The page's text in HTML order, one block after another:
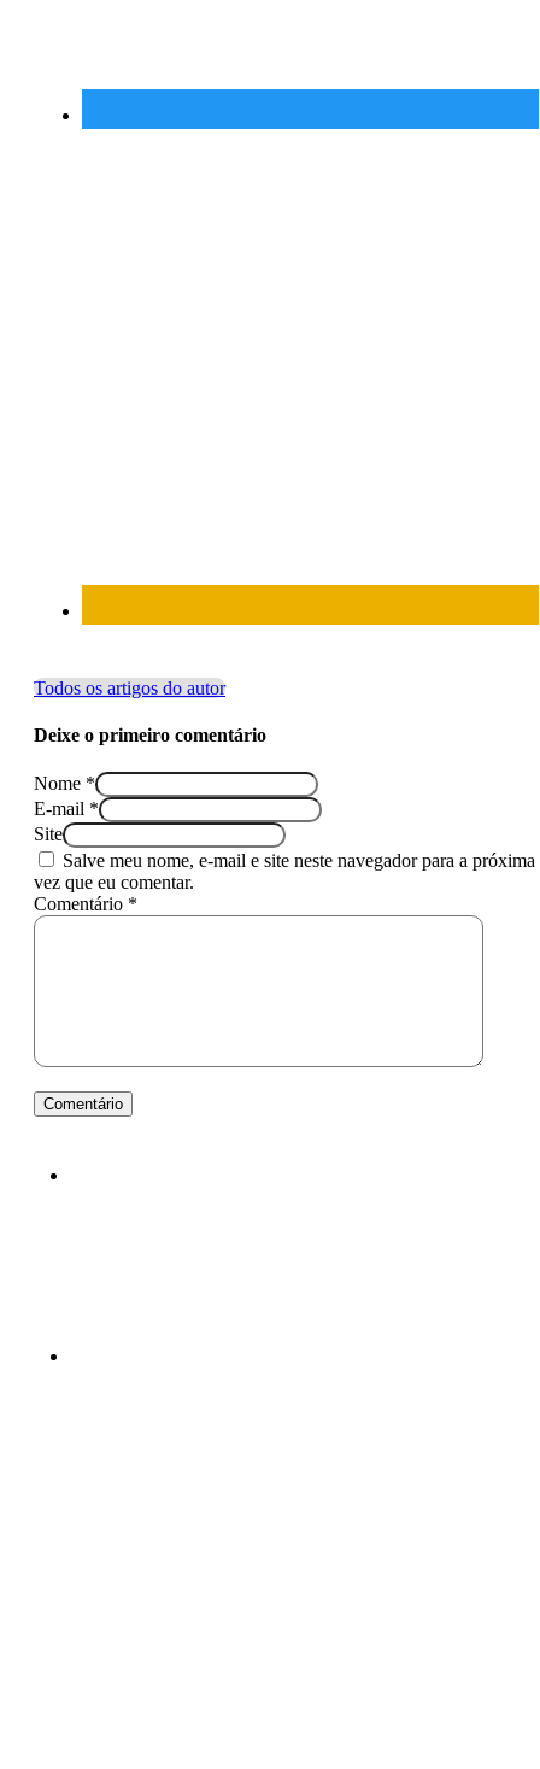
Todos os artigos do autor
Deixe o primeiro comentário
Nome *
E-mail *
Site
Salve meu nome, e-mail e site neste navegador para a próxima
vez que eu comentar.
Comentário *